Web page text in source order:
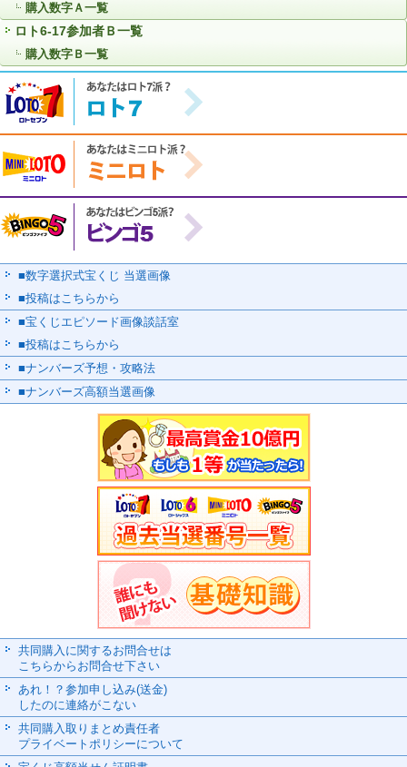
購入数字Ａ一覧
ロト6-17参加者Ｂ一覧
購入数字Ｂ一覧
■数字選択式宝くじ 当選画像
■投稿はこちらから
■宝くじエピソード画像談話室
■投稿はこちらから
■ナンバーズ予想・攻略法
■ナンバーズ高額当選画像
共同購入に関するお問合せは
こちらからお問合せ下さい
あれ！？参加申し込み(送金)
したのに連絡がこない
共同購入取りまとめ責任者
プライベートポリシーについて